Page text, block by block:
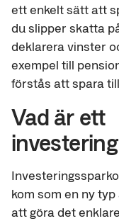
ett enkelt sätt att
du slipper skatta
deklarera vinster
exempel till
förstås att spara
Vad är ett
kom som en ny
att göra det